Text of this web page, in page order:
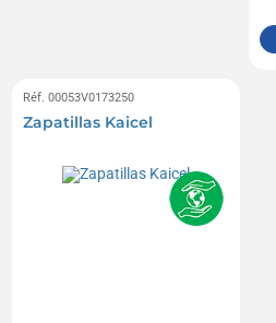
Réf. 00053V0173250
Zapatillas Kaicel